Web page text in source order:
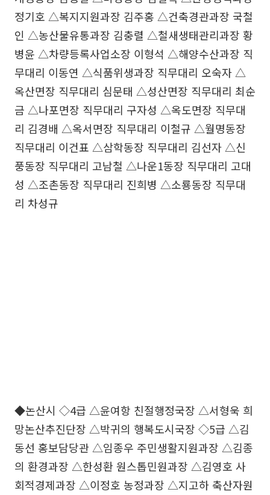
정기호 △복지지원과장 김주홍 △건축경관과장 국철
인 △농산물유통과장 김충렬 △철새생태관리과장 황
병윤 △차량등록사업소장 이형석 △해양수산과장 직
무대리 이동연 △식품위생과장 직무대리 오숙자 △
옥산면장 직무대리 심문태 △성산면장 직무대리 최순
금 △나포면장 직무대리 구자성 △옥도면장 직무대
리 김경배 △옥서면장 직무대리 이철규 △월명동장
직무대리 이건표 △삼학동장 직무대리 김선자 △신
풍동장 직무대리 고남철 △나운1동장 직무대리 고대
성 △조촌동장 직무대리 진희병 △소룡동장 직무대
리 차성규
◆논산시 ◇4급 △윤여항 친절행정국장 △서형욱 희
망논산추진단장 △박귀의 행복도시국장 ◇5급 △김
동선 홍보담당관 △임종우 주민생활지원과장 △김종
의 환경과장 △한성환 원스톱민원과장 △김영호 사
회적경제과장 △이정호 농정과장 △지고하 축산자원